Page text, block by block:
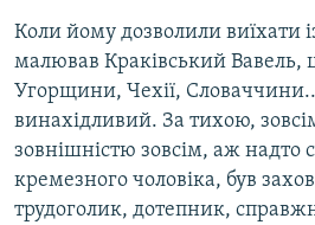
Коли йому дозволили виїхати
малював Краківський Вавель,
Угорщини, Чехії,
винахідливий. За тихою,
зовнішністю зовсім, аж надто
кремезного чоловіка, був
трудоголик, дотепник,